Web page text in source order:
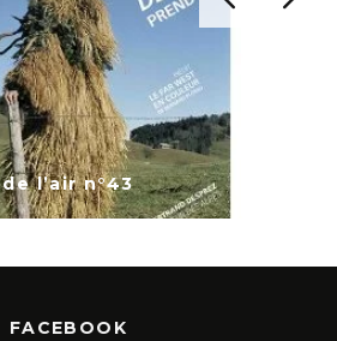
de l’air n°78
FACEBOOK